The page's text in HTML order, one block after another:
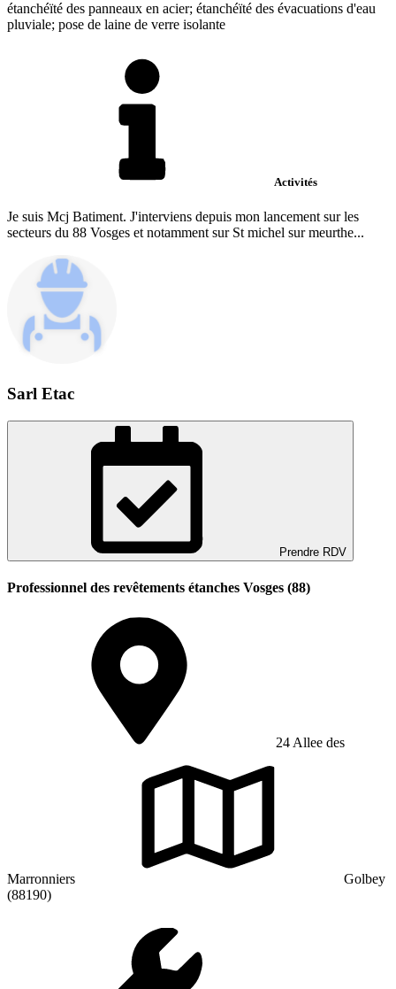
étanchéïté des panneaux en acier; étanchéïté des évacuations d'eau
pluviale; pose de laine de verre isolante
Activités
Je suis Mcj Batiment. J'interviens depuis mon lancement sur les
secteurs du 88 Vosges et notamment sur St michel sur meurthe...
Sarl Etac
Prendre RDV
Professionnel des revêtements étanches Vosges (88)
24 Allee des
Marronniers
Golbey
(88190)